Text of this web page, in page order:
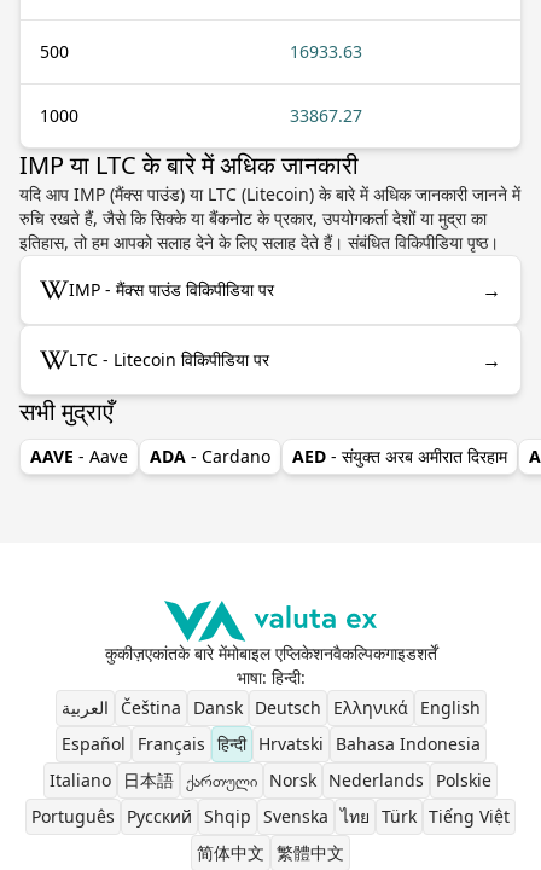
500 16933.63
1000 33867.27
IMP या LTC के बारे में अधिक जानकारी
यदि आप IMP (मैंक्स पाउंड) या LTC (Litecoin) के बारे में अधिक जानकारी जानने में
रुचि रखते हैं, जैसे कि सिक्के या बैंकनोट के प्रकार, उपयोगकर्ता देशों या मुद्रा का
इतिहास, तो हम आपको सलाह देने के लिए सलाह देते हैं। संबंधित विकिपीडिया पृष्ठ।
IMP - मैंक्स पाउंड विकिपीडिया पर →
LTC - Litecoin विकिपीडिया पर →
सभी मुद्राएँ
AAVE - Aave ADA - Cardano AED - संयुक्त अरब अमीरात दिरहाम
कुकीज़एकांतके बारे मेंमोबाइल एप्लिकेशनवैकल्पिकगाइडशर्तें
भाषा: हिन्दी:
العربية
Čeština Dansk Deutsch Ελληνικά
English
Español
Français हिन्दी Hrvatski
Bahasa Indonesia
Italiano
日本語 ქართული Norsk Nederlands
Polskie
Português
Pусский Shqip Svenska ไทย Türk Tiếng Việt
简体中文 繁體中文